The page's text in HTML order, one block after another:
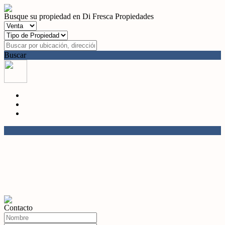
Busque su propiedad en Di Fresca Propiedades
Buscar
Contacto